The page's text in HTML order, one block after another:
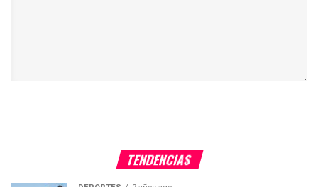
TENDENCIAS